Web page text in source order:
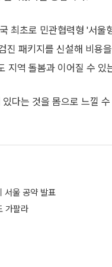
최초로 민관협력형 '서울
패키지를 신설해 비용
지역 돌봄과 이어질 수 있
다는 것을 몸으로 느낄
서울 공약 발표
가팔라